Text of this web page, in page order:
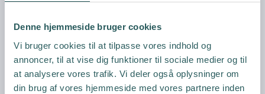
Denne hjemmeside bruger cookies
Vi bruger cookies til at tilpasse vores indhold og
annoncer, til at vise dig funktioner til sociale medier og til
at analysere vores trafik. Vi deler også oplysninger om
din brug af vores hjemmeside med vores partnere inden